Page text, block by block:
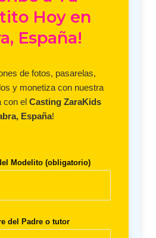
Hoy en
España!
de fotos, pasarelas,
y monetiza con nuestra
con el Casting ZaraKids
España!
Modelito (obligatorio)
del Padre o tutor